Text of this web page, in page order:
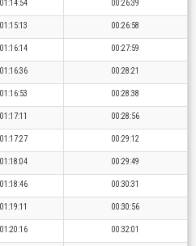
01:14:54 00:26:39
01:15:13 00:26:58
01:16:14 00:27:59
01:16:36 00:28:21
01:16:53 00:28:38
01:17:11 00:28:56
01:17:27 00:29:12
01:18:04 00:29:49
01:18:46 00:30:31
01:19:11 00:30:56
01:20:16 00:32:01